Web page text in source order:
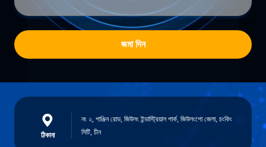
জমা দিন
ঠিকানা
নং ২, পাঞ্জিন রোড, জিউলং ইন্ডাস্ট্রিয়াল পার্ক, জিউলংপো জেলা, চংকিং
সিটি, চীন